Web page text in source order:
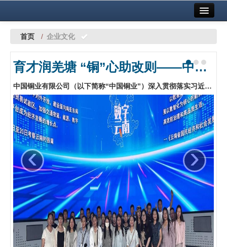
中国有色金属报社主办 广告服务
铜镍铅锌
铝
稀有稀土
有色市场
科技
镁钛
地矿 建设
党建工作
企业文化
首页 / 企业文化
育才润羌塘 “铜”心助改则——中国铜业助力西藏自治区改则县人才培养
中国铜业有限公司（以下简称“中国铜业”）深入贯彻落实习近平总书记关于西藏工作的重要指示精神，扎实推进中国铝业集团有限公司与西藏自治区相关工作部署，主动扛起社会责任，自2025年起启动为期5年的帮扶计划，助力改则县高质量发展。其中，中国铜业每年安排专项资金开设2期专题培训班，组织改则县基层干部外出集中参训研学，持续推动企地帮扶提质升级。…
‹ ›